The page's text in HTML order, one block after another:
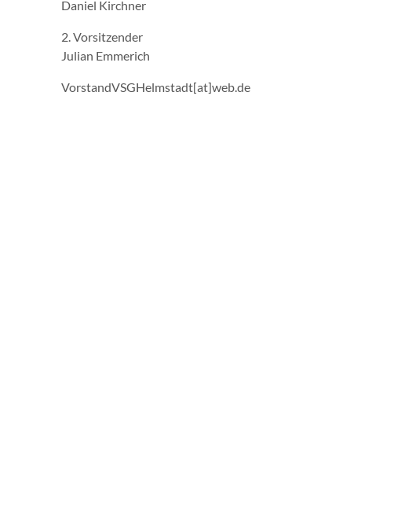
Daniel Kirchner
2. Vorsitzender
Julian Emmerich
VorstandVSGHelmstadt[at]web.de